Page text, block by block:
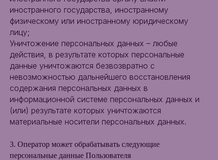
иностранного государства, иностранному
физическому или иностранному юридическому
лицу;
Уничтожение персональных данных – любые
действия, в результате которых персональные
данные уничтожаются безвозвратно с
невозможностью дальнейшего восстановления
содержания персональных данных в
информационной системе персональных данных и
(или) результате которых уничтожаются
материальные носители персональных данных.
3. Оператор может обрабатывать следующие
персональные данные Пользователя